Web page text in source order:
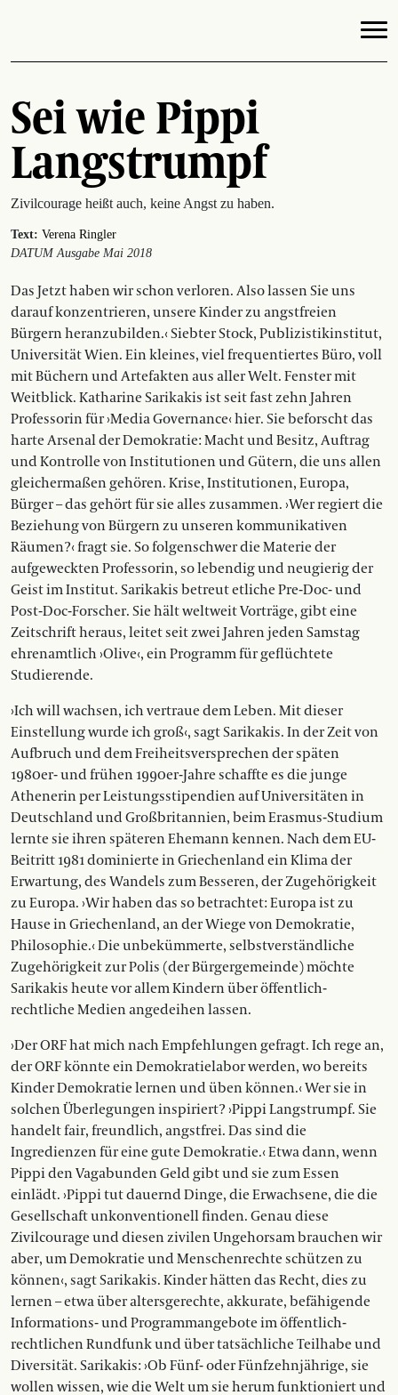
Sei wie Pippi
Langstrumpf
Zivilcourage heißt auch, keine Angst zu haben.
Text: Verena Ringler
DATUM Ausgabe Mai 2018
Das Jetzt haben wir schon verloren. Also lassen Sie uns
darauf konzen­trieren, unsere Kinder zu angstfreien
Bürgern heranzubilden.‹ Siebter Stock, Publizistikinstitut,
Universität Wien. Ein kleines, viel frequentiertes Büro, voll
mit Büchern und Artefakten aus aller Welt. Fenster mit
Weitblick. Katharine Sarikakis ist seit fast zehn Jahren
Professorin für ›Media Governance‹ hier. Sie beforscht das
harte Arsenal der Demokratie: Macht und Besitz, Auftrag
und Kontrolle von Institutionen und Gütern, die uns allen
gleichermaßen gehören. Krise, Institutionen, Europa,
Bürger – das gehört für sie alles zusammen. ›Wer regiert die
Beziehung von Bürgern zu unseren kommunikativen
Räumen?‹ fragt sie. So folgenschwer die Materie der
aufgeweckten Professorin, so lebendig und neugierig der
Geist im Institut. Sarikakis betreut etliche Pre-Doc- und
Post-Doc-Forscher. Sie hält weltweit Vorträge, gibt eine
Zeitschrift heraus, leitet seit zwei Jahren jeden Samstag
ehrenamtlich ›Olive‹, ein Programm für geflüchtete
Studierende.
›Ich will wachsen, ich vertraue dem Leben. Mit dieser
Einstellung wurde ich groß‹, sagt Sarikakis. In der Zeit von
Aufbruch und dem Freiheitsversprechen der späten
1980er- und frühen 1990er-Jahre schaffte es die junge
Athenerin per Leistungsstipendien auf Universitäten in
Deutschland und Großbritannien, beim Erasmus-Studium
lernte sie ihren späteren Ehemann kennen. Nach dem EU-
Beitritt 1981 dominierte in Griechenland ein Klima der
Erwartung, des Wandels zum Besseren, der Zugehörigkeit
zu Europa. ›Wir haben das so betrachtet: Europa ist zu
Hause in Griechenland, an der Wiege von Demokratie,
Philosophie.‹ Die unbekümmerte, selbstverständliche
Zugehörigkeit zur Polis (der Bürgergemeinde) möchte
Sarikakis heute vor allem Kindern über öffentlich-
rechtliche Medien angedeihen lassen.
›Der ORF hat mich nach Empfehlungen gefragt. Ich rege an,
der ORF könnte ein Demokratielabor werden, wo bereits
Kinder Demokratie lernen und üben können.‹ Wer sie in
solchen Überlegungen inspiriert? ›Pippi Langstrumpf. Sie
handelt fair, freundlich, angstfrei. Das sind die
Ingredienzen für eine gute Demokratie.‹ Etwa dann, wenn
Pippi den Vagabunden Geld gibt und sie zum Essen
einlädt. ›Pippi tut dauernd Dinge, die Erwachsene, die die
Gesellschaft unkonventionell finden. Genau diese
Zivilcourage und diesen zivilen Ungehorsam brauchen wir
aber, um Demokratie und Menschenrechte schützen zu
können‹, sagt Sarikakis. Kinder hätten das Recht, dies zu
lernen – etwa über altersgerechte, akkurate, befähigende
Informations- und Programmangebote im öffentlich-
rechtlichen Rundfunk und über tatsächliche Teilhabe und
Diversität. Sarikakis: ›Ob Fünf- oder Fünfzehnjährige, sie
wollen wissen, wie die Welt um sie herum funktioniert und